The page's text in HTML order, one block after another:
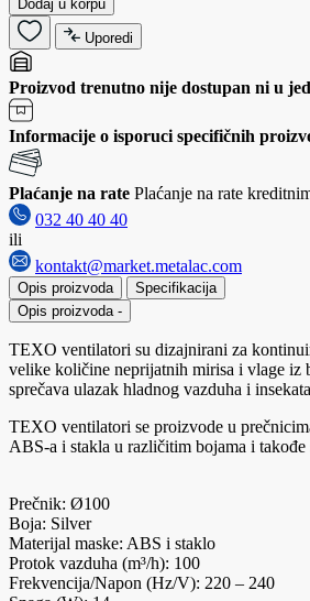
Dodaj u korpu
Uporedi
Proizvod trenutno nije dostupan ni u
Informacije o isporuci specifičnih
Plaćanje na rate Plaćanje na rate
032 40 40 40
ili
kontakt@market.metalac.com
Opis proizvoda
Specifikacija
Opis proizvoda -
TEXO ventilatori su dizajnirani za
velike količine neprijatnih mirisa i vlage iz
sprečava ulazak hladnog vazduha i
TEXO ventilatori se proizvode u
ABS-a i stakla u različitim bojama i
Prečnik: Ø100
Boja: Silver
Materijal maske: ABS i staklo
Protok vazduha (m³/h): 100
Frekvencija/Napon (Hz/V): 220 – 240